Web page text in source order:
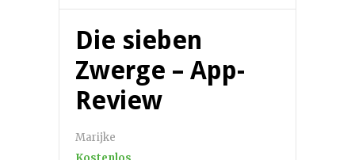
Die sieben
Zwerge – App-
Review
Marijke